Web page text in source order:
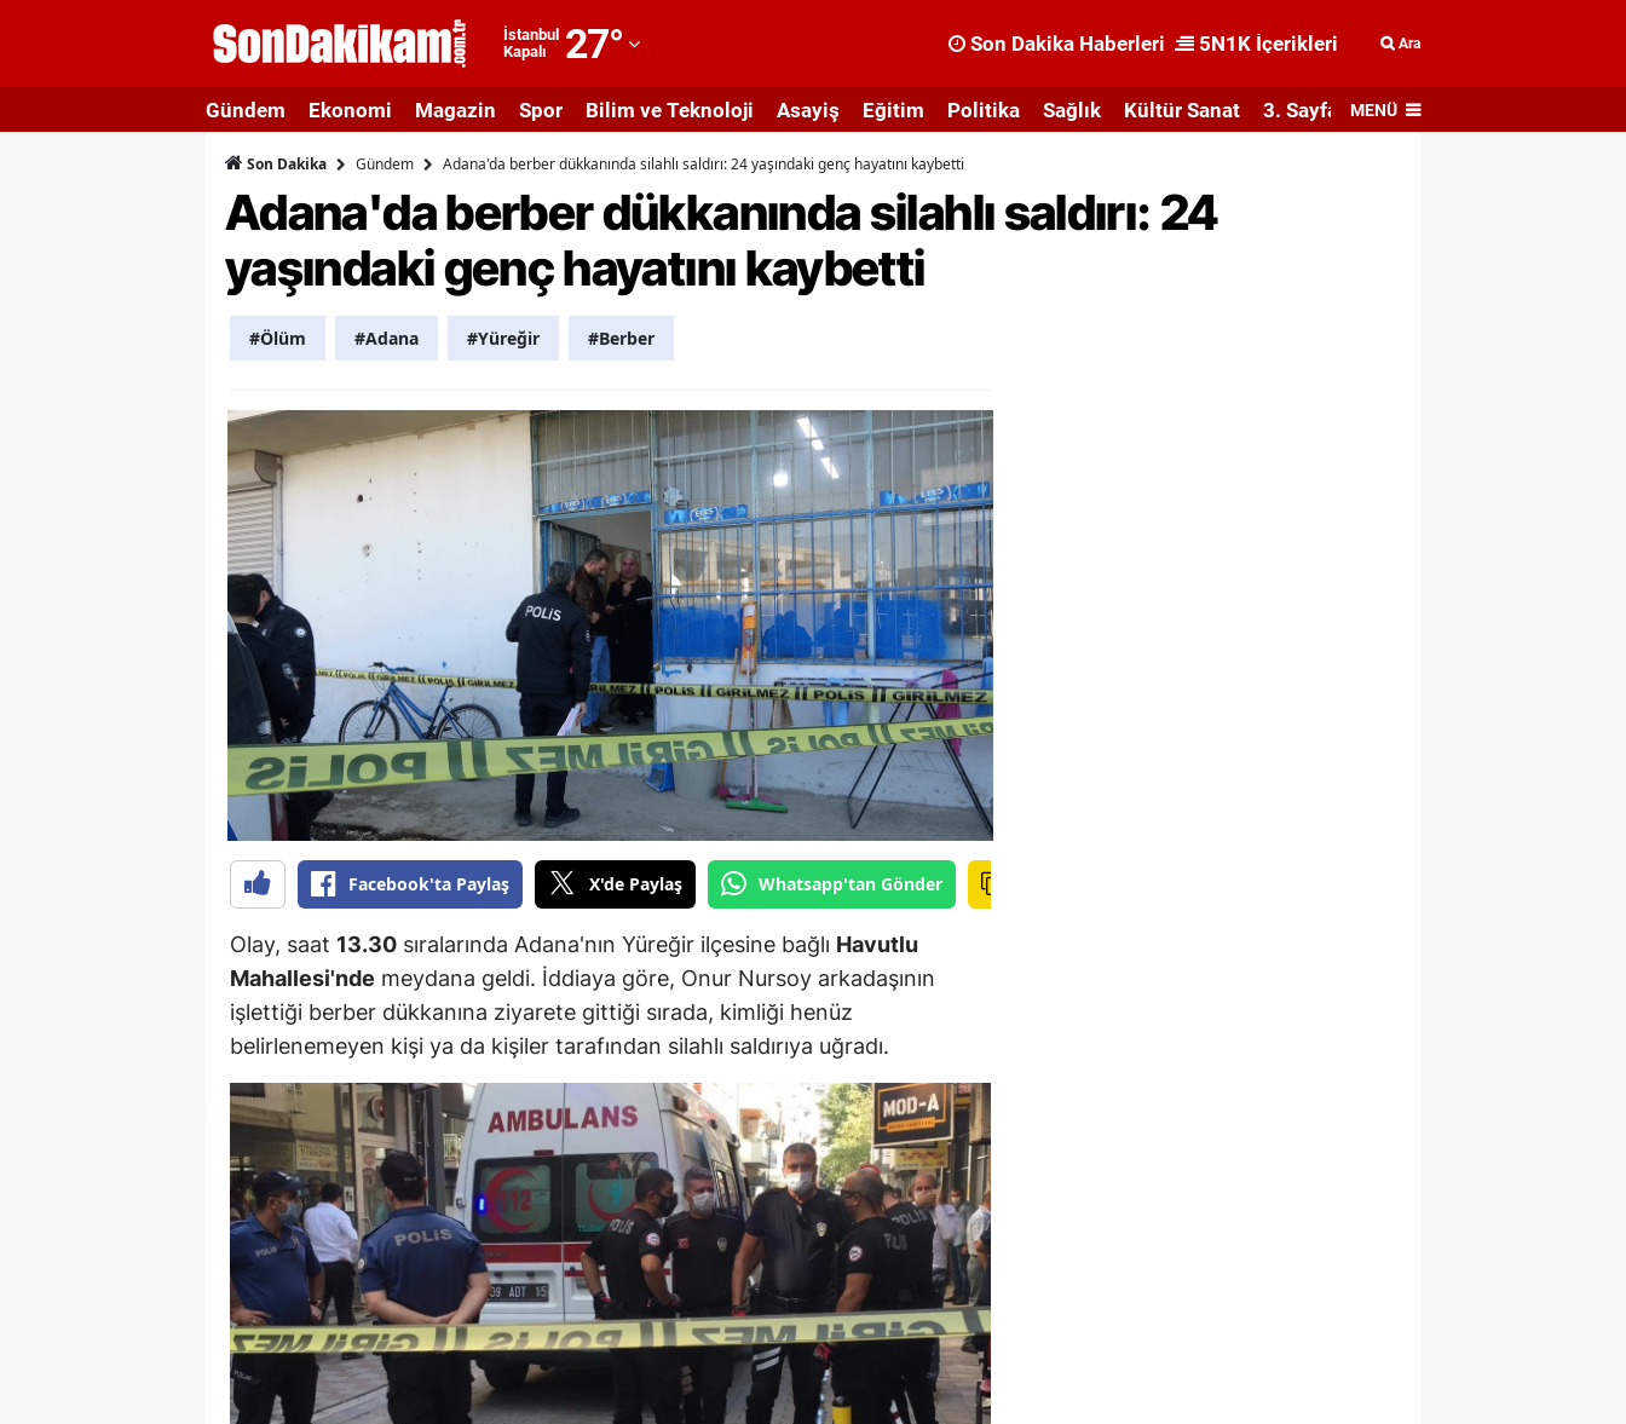
İstanbul
Kapalı
27°
Adıyaman
Afyonkarahisar
Ağrı
Amasya
Ankara
Artvin
Aydın
Balıkesir
Bilecik
Bingöl
Burdur
Bursa
Çanakkale
Çankırı
Çorum
Denizli
Edirne
Elazığ
Erzincan
Erzurum
Eskişehir
Gaziantep
Giresun
Son Dakika Haberleri 5N1K İçerikleri Ara
Gündem Ekonomi Magazin Spor Bilim ve Teknoloji Asayiş Eğitim Politika Sağlık Kültür Sanat 3. Sayfa MENÜ
Son Dakika Gündem Adana'da berber dükkanında silahlı saldırı: 24 yaşındaki genç hayatını kaybetti
Adana'da berber dükkanında silahlı saldırı: 24
yaşındaki genç hayatını kaybetti
#Ölüm #Adana #Yüreğir #Berber
Facebook'ta Paylaş X'de Paylaş Whatsapp'tan Gönder
Olay, saat 13.30 sıralarında Adana'nın Yüreğir ilçesine bağlı Havutlu
Mahallesi'nde meydana geldi. İddiaya göre, Onur Nursoy arkadaşının
işlettiği berber dükkanına ziyarete gittiği sırada, kimliği henüz
belirlenemeyen kişi ya da kişiler tarafından silahlı saldırıya uğradı.